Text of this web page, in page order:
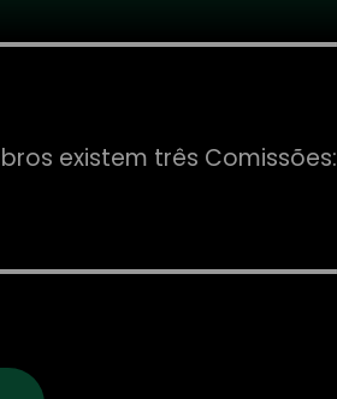
existem três Comissões: